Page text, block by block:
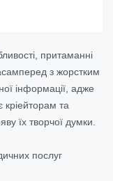
притаманні
з жорстким
інформації, адже
та
їх творчої думки.
послуг